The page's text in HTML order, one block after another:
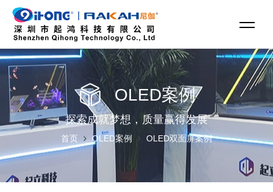
OLED案例
探索成就梦想，质量赢得发展
首页 OLED案例 OLED双面屏案例